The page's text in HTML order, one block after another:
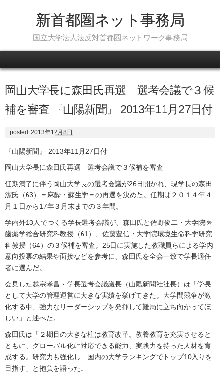
新首都圏ネット事務局
国立大学法人法反対首都圏ネットワーク事務局
岡山大学長に森田氏再選 選考会議で３候
補を審査 『山陽新聞』 2013年11月27日付
posted: 2013年12月8日
『山陽新聞』 2013年11月27日付
岡山大学長に森田氏再選 選考会議で３候補を審査
任期満了に伴う岡山大学長の選考会議が26日開かれ、現学長の森田
潔氏（63）＝麻酔・蘇生学＝の再選を決めた。任期は２０１４年４
月１日から17年３月末までの３年間。
学内外13人でつくる学長選考会議が、森田氏と佐野俊二・大学院医
歯薬学総合研究科教授（61）、佐藤豊信・大学院環境生命科学研究
科教授（64）の３候補を審査。25日に実施した教職員らによる学内
意向投票の結果や面接などを参考に、森田氏を全会一致で学長適任
者に選んだ。
会見した越宗孝昌・学長選考会議議長（山陽新聞社社長）は「学長
として大学の管理運営に大きな実績を挙げてきた。大学間競争が激
化する中、強力なリーダーシップを発揮して難局に立ち向かってほ
しい」と述べた。
森田氏は「２期目の大きな柱は教育改革。教養教育を充実させると
ともに、グローバル化に対応できる能力、実践力を持った人材を育
成する。研究力も強化し、国内の大学ランキングでトップ10入りを
目指す」と抱負を語った。